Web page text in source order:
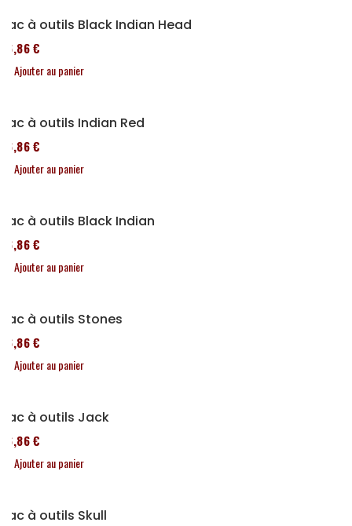
Sac à outils Black Indian Head
76,86 €
Ajouter au panier
Sac à outils Indian Red
76,86 €
Ajouter au panier
Sac à outils Black Indian
76,86 €
Ajouter au panier
Sac à outils Stones
76,86 €
Ajouter au panier
Sac à outils Jack
76,86 €
Ajouter au panier
Sac à outils Skull